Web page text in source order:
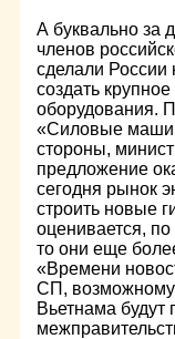
А буквально за
членов
сделали России
создать
оборудования.
«Силовые
стороны,
предложение
сегодня рынок
строить новые
оценивается,
то они еще
«Времени
СП, возможному
Вьетнама будут